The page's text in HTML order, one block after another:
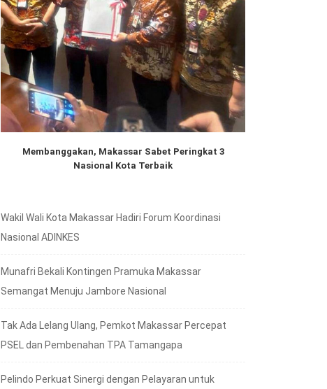
Membanggakan, Makassar Sabet Peringkat 3
Nasional Kota Terbaik
Wakil Wali Kota Makassar Hadiri Forum Koordinasi
Nasional ADINKES
Munafri Bekali Kontingen Pramuka Makassar
Semangat Menuju Jambore Nasional
Tak Ada Lelang Ulang, Pemkot Makassar Percepat
PSEL dan Pembenahan TPA Tamangapa
Pelindo Perkuat Sinergi dengan Pelayaran untuk